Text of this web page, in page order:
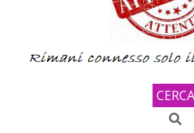
CERCA
Search